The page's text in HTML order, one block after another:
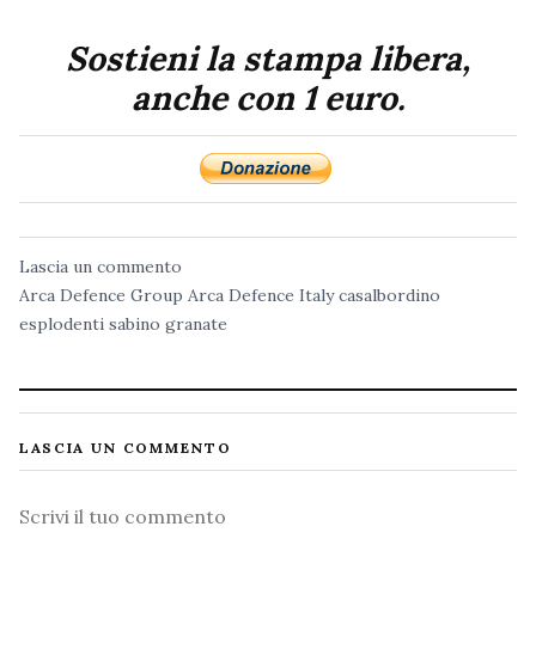
Sostieni la stampa libera,
anche con 1 euro.
Lascia un commento
Arca Defence Group Arca Defence Italy casalbordino
esplodenti sabino granate
LASCIA UN COMMENTO
Commento